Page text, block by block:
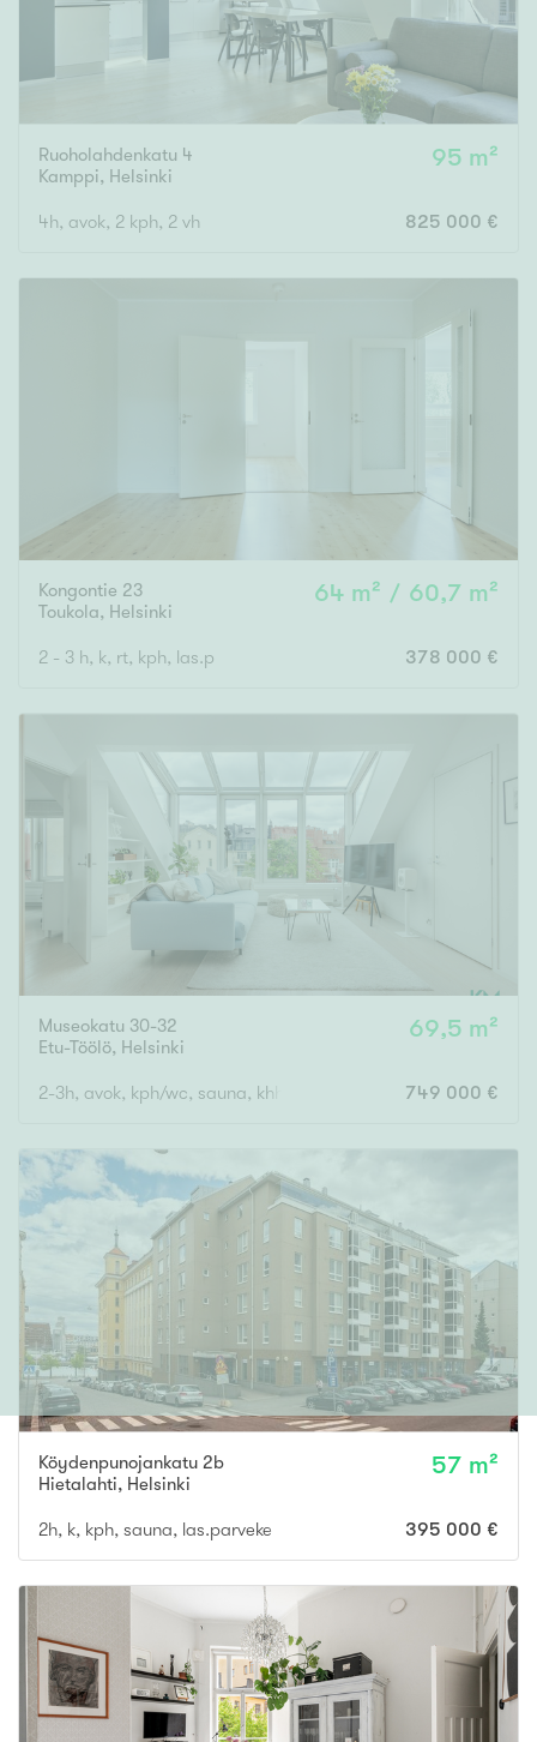
Ruoholahdenkatu 4
Kamppi, Helsinki
95 m²
4h, avok, 2 kph, 2 vh 825 000 €
Kongontie 23
Toukola, Helsinki
64 m² / 60,7 m²
2 - 3 h, k, rt, kph, las.p 378 000 €
Museokatu 30-32
Etu-Töölö, Helsinki
69,5 m²
2-3h, avok, kph/wc, sauna, khh/wc, parvi, 2 ranskal.parveketta
749 000 €
Köydenpunojankatu 2b
Hietalahti, Helsinki
57 m²
2h, k, kph, sauna, las.parveke 395 000 €